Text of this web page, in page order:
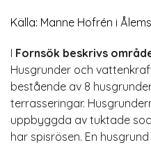
Källa: Manne Hofrén i
I Fornsök beskrivs
Husgrunder och
bestående av 8
terrasseringar.
uppbyggda av tuktade
har spisrösen. En